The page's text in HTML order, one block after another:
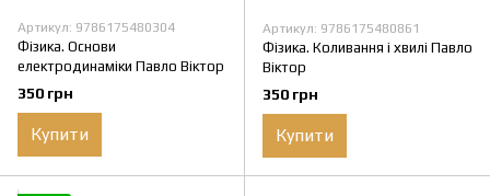
Артикул: 9786175480304
Фізика. Основи
електродинаміки Павло Віктор
350 грн
Купити
Артикул: 9786175480861
Фізика. Коливання і хвилі Павло
Віктор
350 грн
Купити